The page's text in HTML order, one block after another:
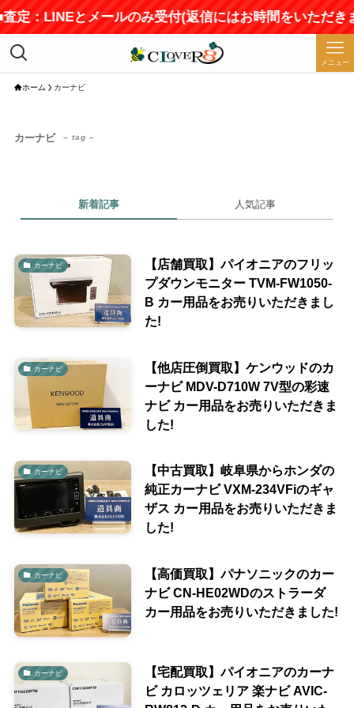
定：LINEとメールのみ受付(返信にはお時間をいただき
メニュー
ホーム カーナビ
カーナビ – tag –
新着記事 人気記事
カーナビ
【店舗買取】パイオニアのフリッ
プダウンモニター TVM-FW1050-
B カー用品をお売りいただきまし
た!
カーナビ
【他店圧倒買取】ケンウッドのカ
ーナビ MDV-D710W 7V型の彩速
ナビ カー用品をお売りいただきま
した!
カーナビ
【中古買取】岐阜県からホンダの
純正カーナビ VXM-234VFiのギャ
ザス カー用品をお売りいただきま
した!
カーナビ
【高価買取】パナソニックのカー
ナビ CN-HE02WDのストラーダ
カー用品をお売りいただきました!
カーナビ
【宅配買取】パイオニアのカーナ
ビ カロッツェリア 楽ナビ AVIC-